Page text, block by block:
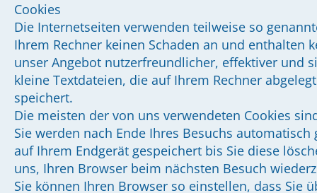
Cookies
Die Internetseiten verwenden teilweise so
Ihrem Rechner keinen Schaden an und enthalten
unser Angebot nutzerfreundlicher, effektiver und
kleine Textdateien, die auf Ihrem Rechner
speichert.
Die meisten der von uns verwendeten Cookies
Sie werden nach Ende Ihres Besuchs
auf Ihrem Endgerät gespeichert bis Sie diese
uns, Ihren Browser beim nächsten Besuch
Sie können Ihren Browser so einstellen, dass Sie